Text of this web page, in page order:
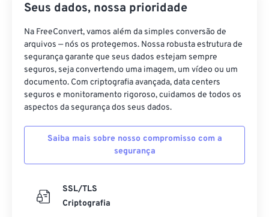
Seus dados, nossa prioridade
Na FreeConvert, vamos além da simples conversão de
arquivos — nós os protegemos. Nossa robusta estrutura de
segurança garante que seus dados estejam sempre
seguros, seja convertendo uma imagem, um vídeo ou um
documento. Com criptografia avançada, data centers
seguros e monitoramento rigoroso, cuidamos de todos os
aspectos da segurança dos seus dados.
Saiba mais sobre nosso compromisso com a
segurança
SSL/TLS
Criptografia